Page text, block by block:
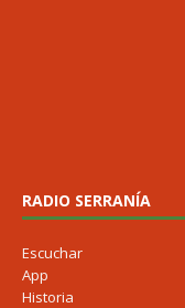
RADIO SERRANÍA
Escuchar
App
Historia